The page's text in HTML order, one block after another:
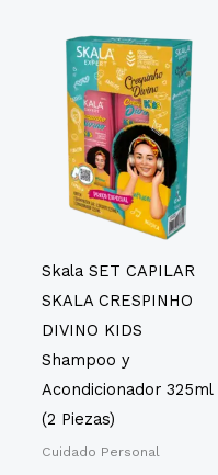
Skala SET CAPILAR
SKALA CRESPINHO
DIVINO KIDS
Shampoo y
Acondicionador 325ml
(2 Piezas)
Cuidado Personal